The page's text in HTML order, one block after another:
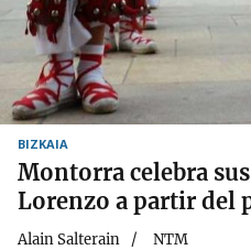
BIZKAIA
Montorra celebra
Lorenzo a partir del
Alain Salterain NTM